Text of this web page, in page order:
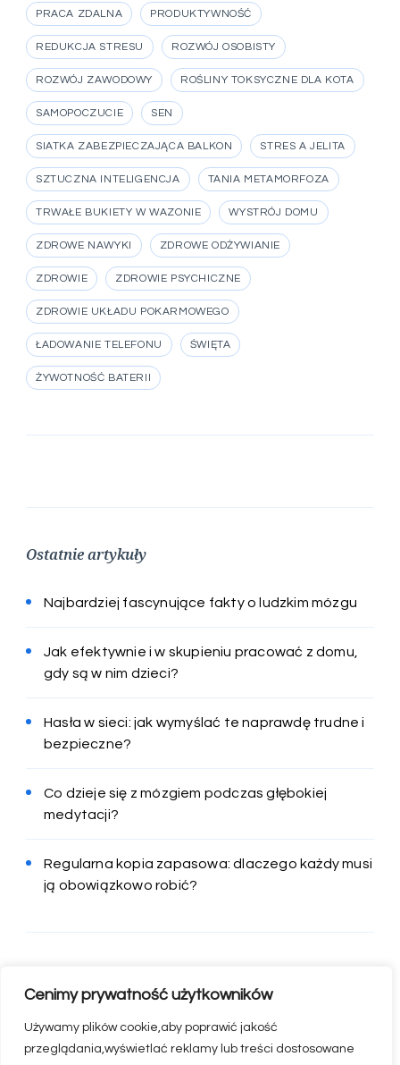
Cenimy prywatność użytkowników
Używamy plików cookie,aby poprawić jakość
przeglądania,wyświetlać reklamy lub treści dostosowane
PRACA ZDALNA PRODUKTYWNOŚĆ
REDUKCJA STRESU ROZWÓJ OSOBISTY
ROZWÓJ ZAWODOWY ROŚLINY TOKSYCZNE DLA KOTA
SAMOPOCZUCIE SEN
SIATKA ZABEZPIECZAJĄCA BALKON STRES A JELITA
SZTUCZNA INTELIGENCJA TANIA METAMORFOZA
TRWAŁE BUKIETY W WAZONIE WYSTRÓJ DOMU
ZDROWE NAWYKI ZDROWE ODŻYWIANIE
ZDROWIE ZDROWIE PSYCHICZNE
ZDROWIE UKŁADU POKARMOWEGO
ŁADOWANIE TELEFONU ŚWIĘTA
ŻYWOTNOŚĆ BATERII
Ostatnie artykuły
Najbardziej fascynujące fakty o ludzkim mózgu
Jak efektywnie i w skupieniu pracować z domu,
gdy są w nim dzieci?
Hasła w sieci: jak wymyślać te naprawdę trudne i
bezpieczne?
Co dzieje się z mózgiem podczas głębokiej
medytacji?
Regularna kopia zapasowa: dlaczego każdy musi
ją obowiązkowo robić?